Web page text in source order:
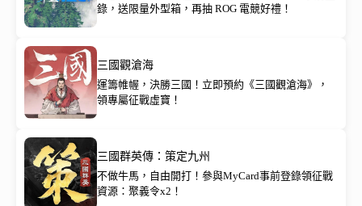
錄，送限量外型箱，再抽 ROG 電競好禮！
三國觀滄海
運籌帷幄，決勝三國！立即預約《三國觀滄海》，
領專屬征戰虛寶！
三國群英傳：策定九州
不做牛馬，自由開打！參與MyCard事前登錄領征戰
資源：聚義令x2！